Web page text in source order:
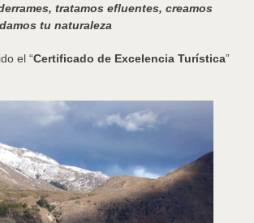
tratamos efluentes, creamos
tu naturaleza
el “Certificado de Excelencia Turística”